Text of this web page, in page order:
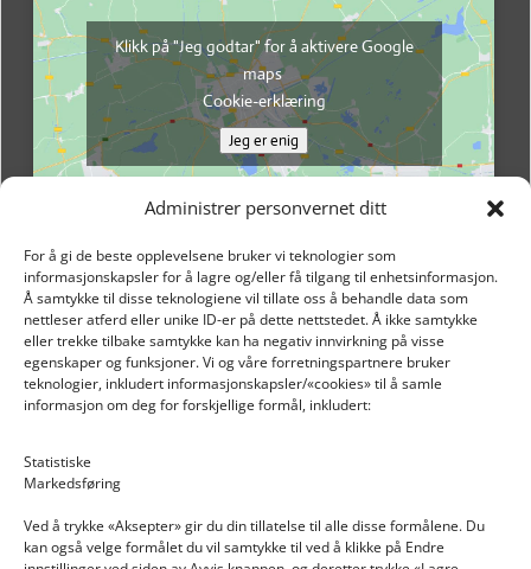
Administrer personvernet ditt
For å gi de beste opplevelsene bruker vi teknologier som
informasjonskapsler for å lagre og/eller få tilgang til enhetsinformasjon.
Å samtykke til disse teknologiene vil tillate oss å behandle data som
nettleser atferd eller unike ID-er på dette nettstedet. Å ikke samtykke
eller trekke tilbake samtykke kan ha negativ innvirkning på visse
egenskaper og funksjoner. Vi og våre forretningspartnere bruker
teknologier, inkludert informasjonskapsler/«cookies» til å samle
informasjon om deg for forskjellige formål, inkludert:
Statistiske
Markedsføring
Ved å trykke «Aksepter» gir du din tillatelse til alle disse formålene. Du
kan også velge formålet du vil samtykke til ved å klikke på Endre
Klikk på "Jeg godtar" for å aktivere Google
maps
Cookie-erklæring
Jeg er enig